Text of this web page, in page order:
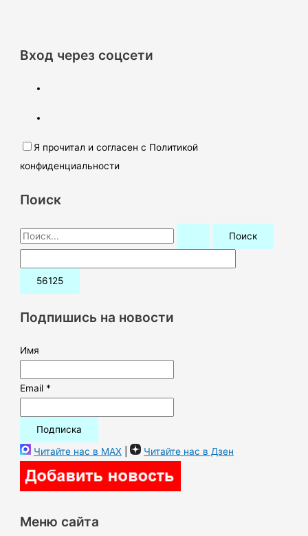
Вход через соцсети
Я прочитал и согласен с Политикой
конфиденциальности
Поиск
П
о
и
:Подпишись на новости
Имя
Email *
Читайте нас в MAX | Читайте нас в Дзен
Меню сайта